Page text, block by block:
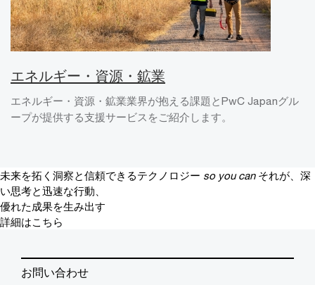
エネルギー・資源・鉱業
エネルギー・資源・鉱業業界が抱える課題とPwC Japanグル
ープが提供する支援サービスをご紹介します。
未来を拓く洞察と信頼できるテクノロジー so you can それが、深
い思考と迅速な行動、
優れた成果を生み出す
詳細はこちら
お問い合わせ